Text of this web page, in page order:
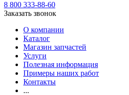
8 800 333-88-60
Заказать звонок
О компании
Каталог
Магазин запчастей
Услуги
Полезная информация
Примеры наших работ
Контакты
...